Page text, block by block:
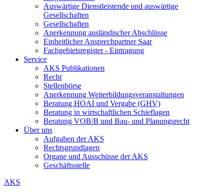
Auswärtige Dienstleistende und auswärtige
Gesellschaften
Gesellschaften
Anerkennung ausländischer Abschlüsse
Einheitlicher Ansprechpartner Saar
Fachgebietsregister - Eintragung
Service
AKS Publikationen
Recht
Stellenbörse
Anerkennung Weiterbildungsveranstaltungen
Beratung HOAI und Vergabe (GHV)
Beratung in wirtschaftlichen Schieflagen
Beratung VOB/B und Bau- und Planungsrecht
Über uns
Aufgaben der AKS
Rechtsgrundlagen
Organe und Ausschüsse der AKS
Geschäftsstelle
AKS